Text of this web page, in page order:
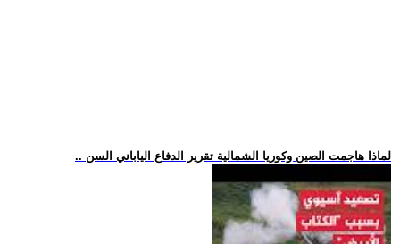
.. لماذا هاجمت الصين وكوريا الشمالية تقرير الدفاع الياباني السن